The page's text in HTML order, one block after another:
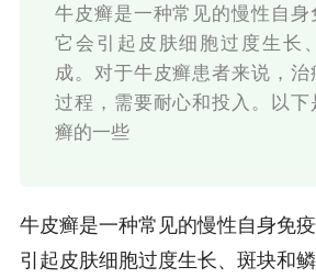
牛皮癣是一种常见的慢性自身
它会引起皮肤细胞过度生长
成。对于牛皮癣患者来说，治
过程，需要耐心和投入。以下
癣的一些
牛皮癣是一种常见的慢性自身免
引起皮肤细胞过度生长、斑块和